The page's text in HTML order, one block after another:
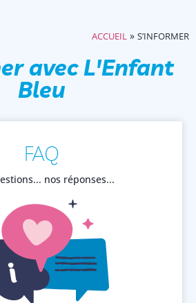
ACCUEIL » S’INFORMER
avec L'Enfant
Bleu
FAQ
nos réponses...